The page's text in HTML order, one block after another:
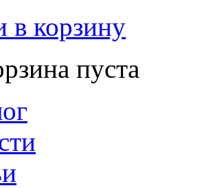
в корзину
пуста